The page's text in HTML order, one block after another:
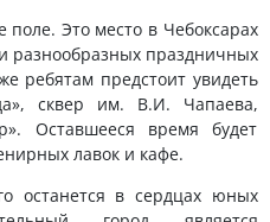
поле. Это место в Чебоксарах
разнообразных праздничных
ребятам предстоит увидеть
сквер им. В.И. Чапаева,
Оставшееся время будет
лавок и кафе.
останется в сердцах юных